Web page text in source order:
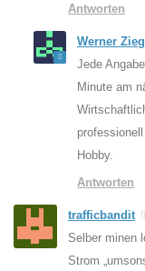
Antworten
Werner
Jede
Minute am
Hobby.
Antworten
trafficbandit
Selber minen
Strom